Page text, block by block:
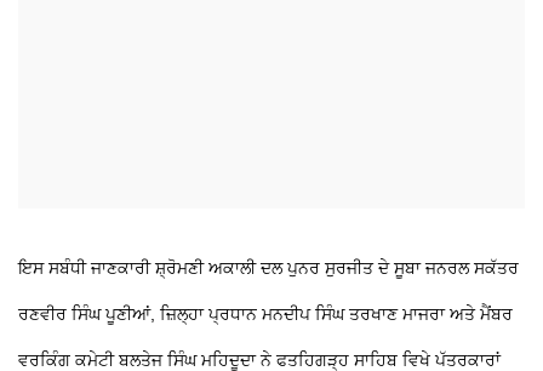
ਇਸ ਸਬੰਧੀ ਜਾਣਕਾਰੀ ਸ਼੍ਰੋਮਣੀ ਅਕਾਲੀ ਦਲ ਪੁਨਰ ਸੁਰਜੀਤ ਦੇ ਸੂਬਾ ਜਨਰਲ ਸਕੱਤਰ
ਰਣਵੀਰ ਸਿੰਘ ਪੂਣੀਆਂ, ਜ਼ਿਲ੍ਹਾ ਪ੍ਰਧਾਨ ਮਨਦੀਪ ਸਿੰਘ ਤਰਖਾਣ ਮਾਜਰਾ ਅਤੇ ਮੈਂਬਰ
ਵਰਕਿੰਗ ਕਮੇਟੀ ਬਲਤੇਜ ਸਿੰਘ ਮਹਿਦੂਦਾ ਨੇ ਫਤਹਿਗੜ੍ਹ ਸਾਹਿਬ ਵਿਖੇ ਪੱਤਰਕਾਰਾਂ